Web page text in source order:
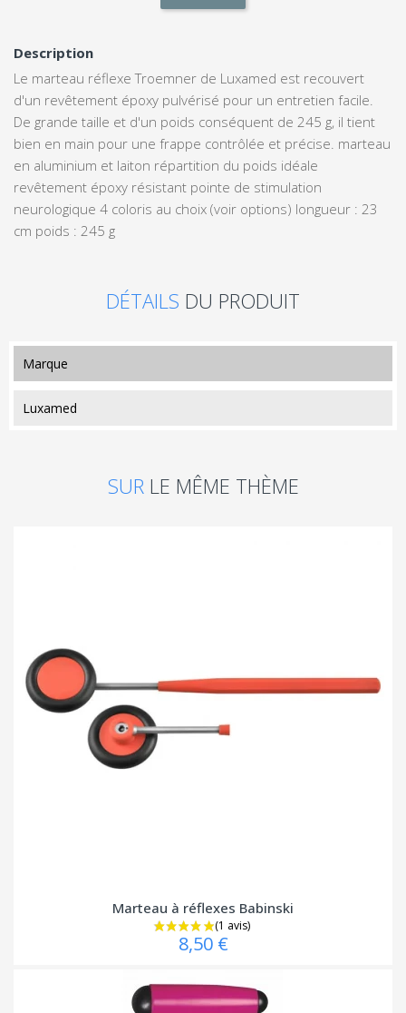
Description
Le marteau réflexe Troemner de Luxamed est recouvert
d'un revêtement époxy pulvérisé pour un entretien facile.
De grande taille et d'un poids conséquent de 245 g, il tient
bien en main pour une frappe contrôlée et précise. marteau
en aluminium et laiton répartition du poids idéale
revêtement époxy résistant pointe de stimulation
neurologique 4 coloris au choix (voir options) longueur : 23
cm poids : 245 g
DÉTAILS DU PRODUIT
marque
Luxamed
SUR LE MÊME THÈME
Marteau à réflexes Babinski
8,50 €